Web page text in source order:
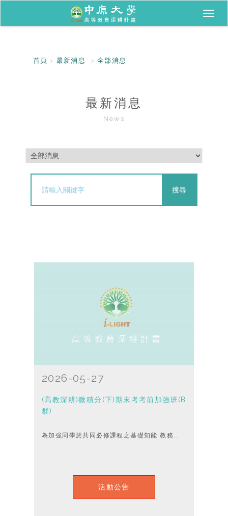
首頁 最新消息 全部消息
最新消息
News
搜尋
2026-05-27
(高教深耕)微積分(下)期末考考前加強班(B
群)
為加強同學於共同必修課程之基礎知能 教務...
活動公告